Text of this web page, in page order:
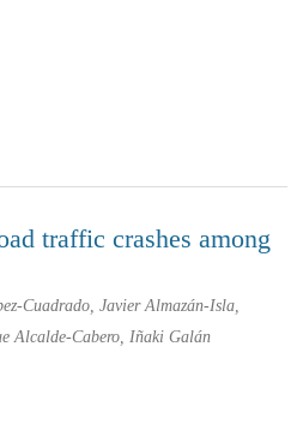
traffic crashes among
Cuadrado, Javier Almazán-Isla,
Alcalde-Cabero, Iñaki Galán